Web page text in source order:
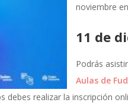
noviembre en
11 de
Podrás
Aulas de
debes realizar la inscripción